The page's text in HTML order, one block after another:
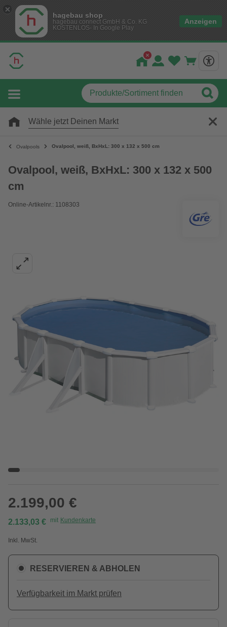
hagebau shop
hagebau connect GmbH & Co. KG
KOSTENLOS- In Google Play
Anzeigen
Wähle jetzt Deinen Markt
Ovalpools Ovalpool, weiß, BxHxL: 300 x 132 x 500 cm
Ovalpool, weiß, BxHxL: 300 x 132 x 500
cm
Online-Artikelnr.: 1108303
2.199,00 €
2.133,03 € mit Kundenkarte
Inkl. MwSt.
RESERVIEREN & ABHOLEN
Verfügbarkeit im Markt prüfen